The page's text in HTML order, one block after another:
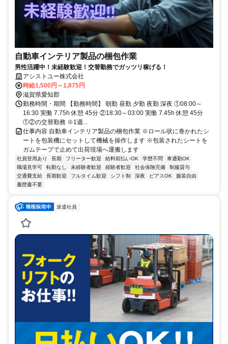
自動車インテリア製品の梱包作業
男性活躍中！未経験歓迎！交替勤務でガッツリ稼げる！
アシストユー株式会社
時給1,500円～1,875円
滋賀県愛知郡
勤務時間・期間 【勤務時間】 朝勤 昼勤 夕勤 夜勤 深夜 ①08:00～
16:30 実働 7.75h 休憩 45分 ②18:30～03:00 実働 7.45h 休憩 45分
①②の交替勤務 ※1週...
仕事内容 自動車インテリア製品の梱包作業 ※ロール状に巻かれたシ
ートを包装機にセットして機械を操作します ※包装されたシートを
ガムテープで止めて出荷現場へ運搬します
社員登用あり 長期 フリーター歓迎 給料前払いOK 学歴不問
車通勤OK
職場見学可
転勤なし 未経験者歓迎 経験者歓迎 社会保険完備
制服貸与
交通費支給
長期歓迎 フルタイム歓迎 シフト制 深夜 ピアスOK
服装自由
履歴書不要
派遣社員